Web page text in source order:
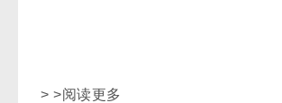
> >阅读更多